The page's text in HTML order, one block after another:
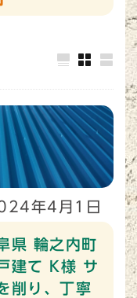
年4月1日
県 輪之内町
建て K様 サ
削り、丁寧